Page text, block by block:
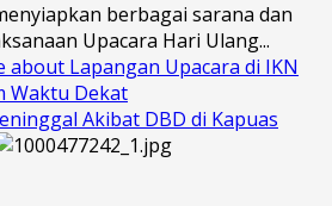
berbagai sarana dan
Upacara Hari Ulang...
about Lapangan Upacara di IKN
Waktu Dekat
Akibat DBD di Kapuas